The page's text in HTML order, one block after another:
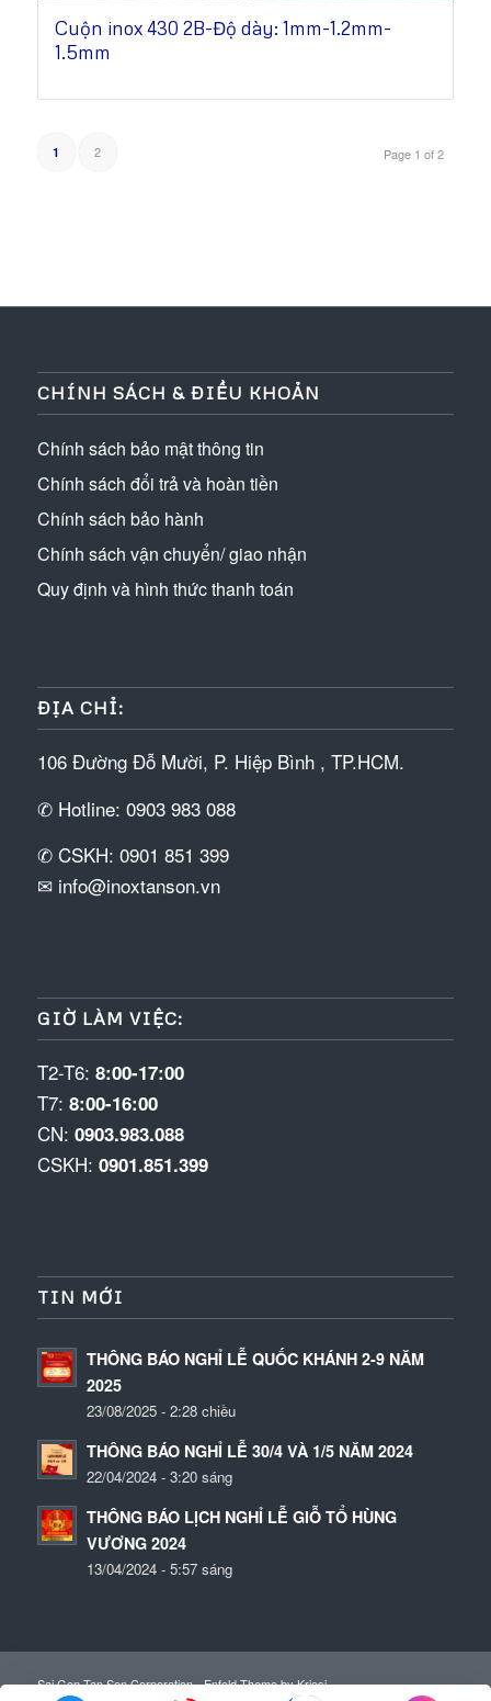
Cuộn inox 430 2B-Độ dày: 1mm-1.2mm-
1.5mm
Page 1 of 2
1 2
CHÍNH SÁCH & ĐIỀU KHOẢN
Chính sách bảo mật thông tin
Chính sách đổi trả và hoàn tiền
Chính sách bảo hành
Chính sách vận chuyển/ giao nhận
Quy định và hình thức thanh toán
ĐỊA CHỈ:
106 Đường Đỗ Mười, P. Hiệp Bình , TP.HCM.
✆ Hotline: 0903 983 088
✆ CSKH: 0901 851 399
✉ info@inoxtanson.vn
GIỜ LÀM VIỆC:
T2-T6: 8:00-17:00
T7: 8:00-16:00
CN: 0903.983.088
CSKH: 0901.851.399
TIN MỚI
THÔNG BÁO NGHỈ LỄ QUỐC KHÁNH 2-9 NĂM
2025
23/08/2025 - 2:28 chiều
THÔNG BÁO NGHỈ LỄ 30/4 VÀ 1/5 NĂM 2024
22/04/2024 - 3:20 sáng
THÔNG BÁO LỊCH NGHỈ LỄ GIỖ TỔ HÙNG
VƯƠNG 2024
13/04/2024 - 5:57 sáng
Sai Gon Tan Son Corporation -Enfold Theme by Kriesi